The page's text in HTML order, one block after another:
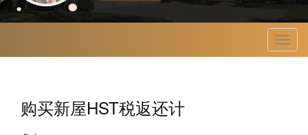
菜
单
购买新屋HST税返还计